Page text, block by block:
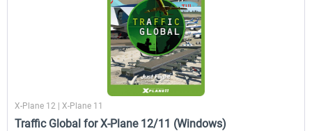
X-Plane 12 | X-Plane 11
Traffic Global for X-Plane 12/11 (Windows)